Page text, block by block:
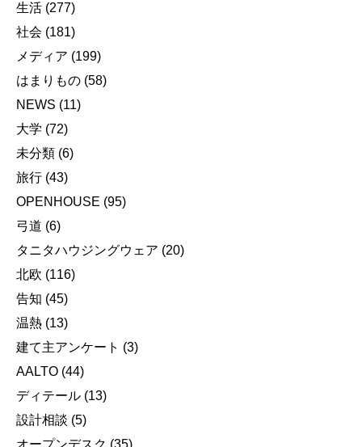
生活 (277)
社会 (181)
メディア (199)
はまりもの (58)
NEWS (11)
大学 (72)
未分類 (6)
旅行 (43)
OPENHOUSE (95)
弓道 (6)
タニタハウジングウェア (20)
北欧 (116)
告知 (45)
温熱 (13)
建て主アンケート (3)
AALTO (44)
ディテール (13)
設計相談 (5)
オープンデスク (35)